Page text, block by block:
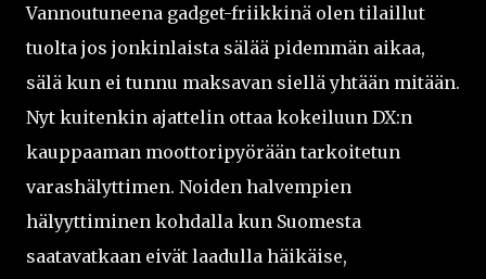
Vannoutuneena gadget-friikkinä olen tilaillut
tuolta jos jonkinlaista sälää pidemmän aikaa,
sälä kun ei tunnu maksavan siellä yhtään mitään.
Nyt kuitenkin ajattelin ottaa kokeiluun DX:n
kauppaaman moottoripyörään tarkoitetun
varashälyttimen. Noiden halvempien
hälyyttiminen kohdalla kun Suomesta
saatavatkaan eivät laadulla häikäise,